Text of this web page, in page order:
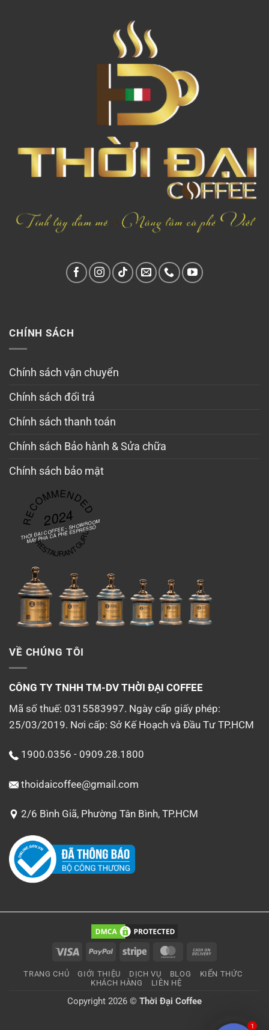
CHÍNH SÁCH
Chính sách vận chuyển
Chính sách đổi trả
Chính sách thanh toán
Chính sách Bảo hành & Sửa chữa
Chính sách bảo mật
RECOMMENDED
2024
THỜI ĐẠI COFFEE - SHOWROOM
MÁY PHA CÀ PHÊ ESPRESSO
RESTAURANT GURU
VỀ CHÚNG TÔI
CÔNG TY TNHH TM-DV THỜI ĐẠI COFFEE
Mã số thuế: 0315583997. Ngày cấp giấy phép:
25/03/2019. Nơi cấp: Sở Kế Hoạch và Đầu Tư TP.HCM
1900.0356 - 0909.28.1800
thoidaicoffee@gmail.com
2/6 Bình Giã, Phường Tân Bình, TP.HCM
Visa PayPal Stripe MasterCard
Delivery
TRANG CHỦ GIỚI THIỆU DỊCH VỤ BLOG
KIẾN THỨC
KHÁCH HÀNG
LIÊN HỆ
Copyright 2026 © Thời Đại Coffee
1